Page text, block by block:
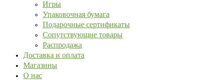
Игры
Упаковочная бумага
Подарочные сертификаты
Сопутствующие товары
Распродажа
Доставка и оплата
Магазины
О нас